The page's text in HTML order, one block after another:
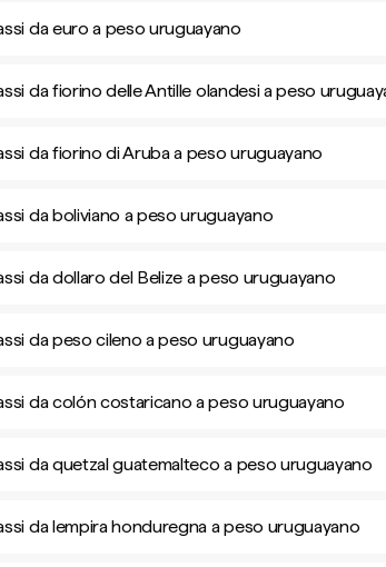
da euro a peso uruguayano
da fiorino delle Antille olandesi a peso
da fiorino di Aruba a peso uruguayano
da boliviano a peso uruguayano
da dollaro del Belize a peso uruguayano
da peso cileno a peso uruguayano
da colón costaricano a peso uruguayano
da quetzal guatemalteco a peso uruguayano
da lempira honduregna a peso uruguayano